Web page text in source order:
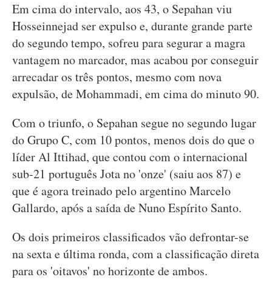
Em cima do intervalo, aos 43, o Sepahan viu
Hosseinnejad ser expulso e, durante grande parte
do segundo tempo, sofreu para segurar a magra
vantagem no marcador, mas acabou por conseguir
arrecadar os três pontos, mesmo com nova
expulsão, de Mohammadi, em cima do minuto 90.
Com o triunfo, o Sepahan segue no segundo lugar
do Grupo C, com 10 pontos, menos dois do que o
líder Al Ittihad, que contou com o internacional
sub-21 português Jota no 'onze' (saiu aos 87) e
que é agora treinado pelo argentino Marcelo
Gallardo, após a saída de Nuno Espírito Santo.
Os dois primeiros classificados vão defrontar-se
na sexta e última ronda, com a classificação direta
para os 'oitavos' no horizonte de ambos.